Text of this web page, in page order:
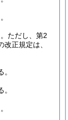
ただし、第2
正規定は、